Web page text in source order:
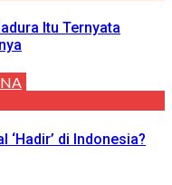
Itu Ternyata
‘Hadir’ di Indonesia?